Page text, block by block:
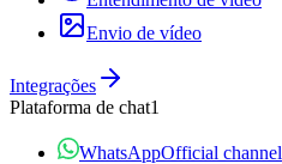
Envio de vídeo
Integrações
Plataforma de chat1
WhatsAppOfficial channel